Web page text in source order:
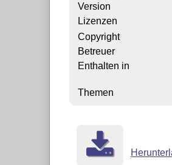
Version
Lizenzen
Copyright
Betreuer
Enthalten in
Themen